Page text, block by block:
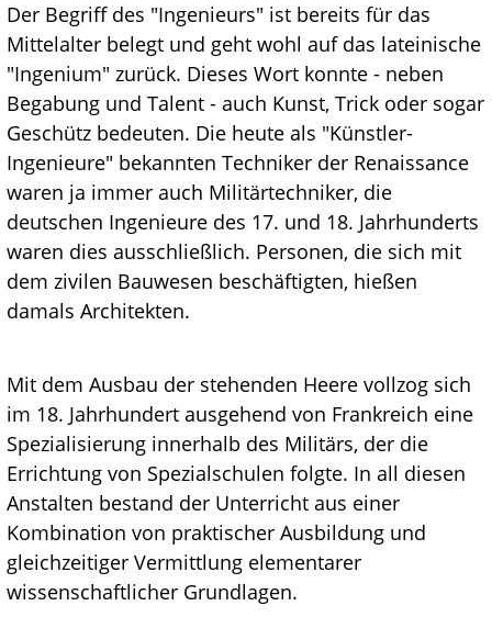
Der Begriff des "Ingenieurs" ist bereits für das
Mittelalter belegt und geht wohl auf das lateinische
"Ingenium" zurück. Dieses Wort konnte - neben
Begabung und Talent - auch Kunst, Trick oder sogar
Geschütz bedeuten. Die heute als "Künstler-
Ingenieure" bekannten Techniker der Renaissance
waren ja immer auch Militärtechniker, die
deutschen Ingenieure des 17. und 18. Jahrhunderts
waren dies ausschließlich. Personen, die sich mit
dem zivilen Bauwesen beschäftigten, hießen
damals Architekten.
Mit dem Ausbau der stehenden Heere vollzog sich
im 18. Jahrhundert ausgehend von Frankreich eine
Spezialisierung innerhalb des Militärs, der die
Errichtung von Spezialschulen folgte. In all diesen
Anstalten bestand der Unterricht aus einer
Kombination von praktischer Ausbildung und
gleichzeitiger Vermittlung elementarer
wissenschaftlicher Grundlagen.